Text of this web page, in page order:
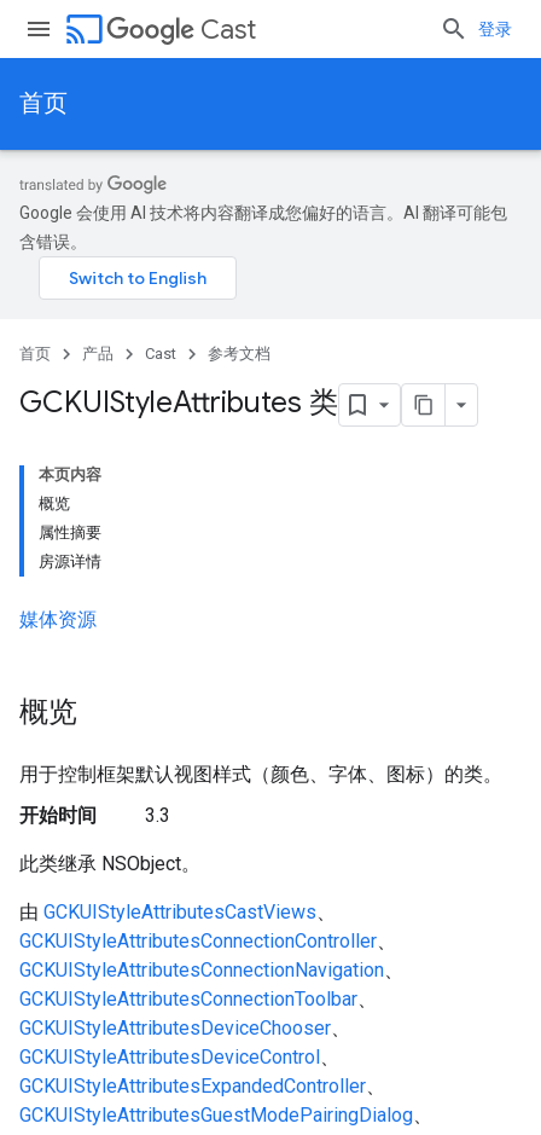
cast Cast 登录
首页
Google 会使用 AI 技术将内容翻译成您偏好的语言。AI 翻译可能包
含错误。
首页 产品 Cast 参考文档
GCKUIStyleAttributes 类
本页内容
概览
属性摘要
房源详情
媒体资源
概览
用于控制框架默认视图样式（颜色、字体、图标）的类。
开始时间
3.3
此类继承 NSObject。
由 GCKUIStyleAttributesCastViews
GCKUIStyleAttributesConnectionController
GCKUIStyleAttributesConnectionNavigation
GCKUIStyleAttributesConnectionToolbar
GCKUIStyleAttributesDeviceChooser
GCKUIStyleAttributesDeviceControl
GCKUIStyleAttributesExpandedController
GCKUIStyleAttributesGuestModePairingDialog